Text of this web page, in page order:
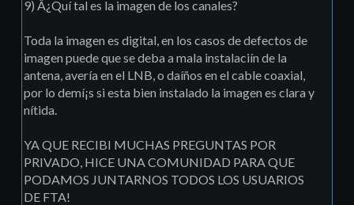
9) Â¿Quí tal es la imagen de los canales?
Toda la imagen es digital, en los casos de defectos de
imagen puede que se deba a mala instalaciín de la
antena, averí­a en el LNB, o daíños en el cable coaxial,
por lo demí¡s si esta bien instalado la imagen es clara y
ní­tida.
YA QUE RECIBI MUCHAS PREGUNTAS POR
PRIVADO, HICE UNA COMUNIDAD PARA QUE
PODAMOS JUNTARNOS TODOS LOS USUARIOS
DE FTA!